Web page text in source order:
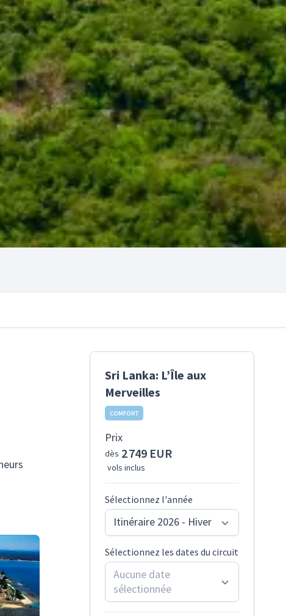
Sri Lanka: L’Île aux
Merveilles
COMFORT
Prix
dès 2 749 EUR
vols inclus
Sélectionnez l'année
Itinéraire 2026 - Hiver
Sélectionnez les dates du circuit
Aucune date
sélectionnée